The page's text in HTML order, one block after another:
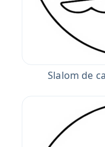
Slalom de